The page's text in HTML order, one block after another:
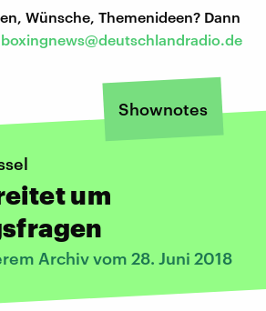
Wünsche, Themenideen? Dann
Shownotes
um
Archiv vom 28. Juni 2018